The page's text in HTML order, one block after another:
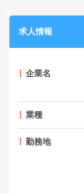
求人情報
企業名
業種
勤務地